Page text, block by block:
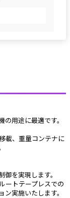
用途に最適です。
載、重量コンテナに
を実現します。
ートテープレスでの
実施いたします。